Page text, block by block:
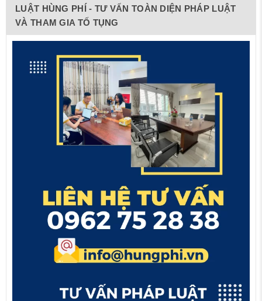
LUẬT HÙNG PHÍ - TƯ VẤN TOÀN DIỆN PHÁP LUẬT
VÀ THAM GIA TỐ TỤNG